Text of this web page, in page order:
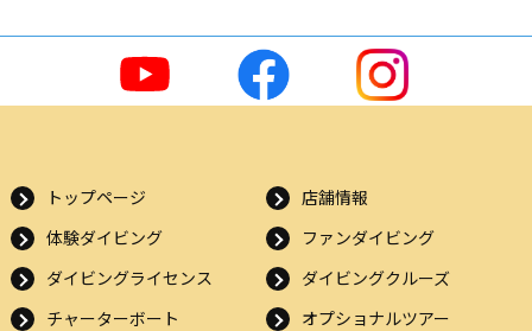
トップページ
店舗情報
体験ダイビング
ファンダイビング
ダイビングライセンス
ダイビングクルーズ
チャーターボート
オプショナルツアー